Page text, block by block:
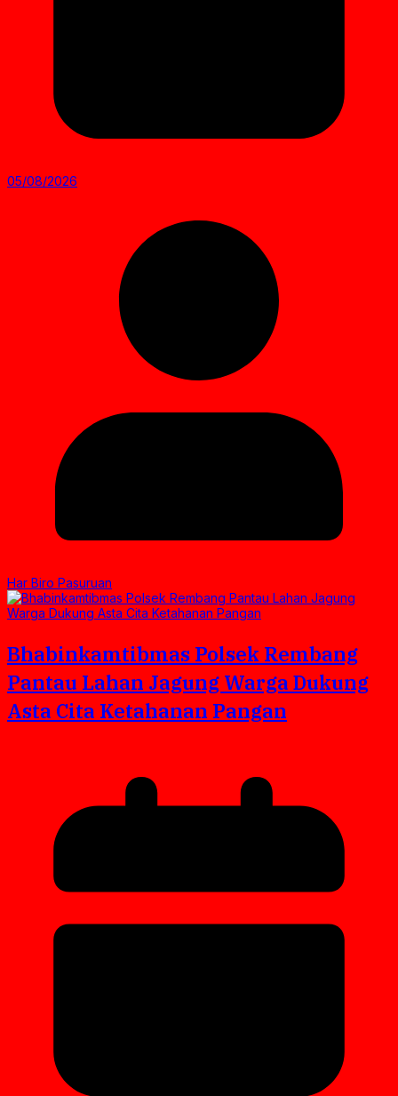
05/08/2026
Har Biro Pasuruan
Bhabinkamtibmas Polsek Rembang
Pantau Lahan Jagung Warga Dukung
Asta Cita Ketahanan Pangan